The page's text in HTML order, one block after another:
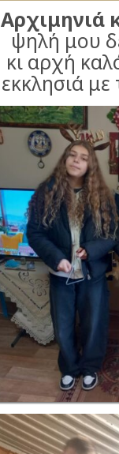
Αρχιμηνιά
ψηλή μου
κι αρχή
εκκλησιά με